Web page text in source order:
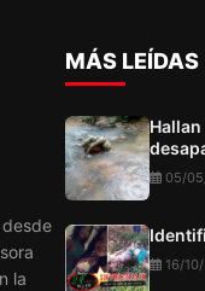
desde
la
MÁS LEÍDAS
05/
16/